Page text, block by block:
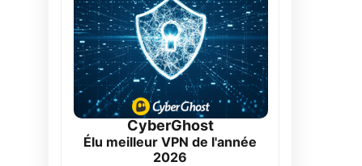
CyberGhost
Élu meilleur VPN de l'année
2026